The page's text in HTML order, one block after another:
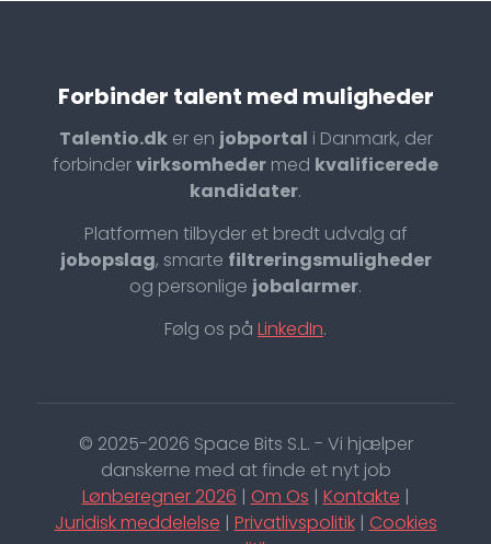
Forbinder talent med muligheder
Talentio.dker en jobportal i Danmark, der
forbindervirksomheder med kvalificerede
kandidater.
Platformen tilbyder et bredt udvalg af
jobopslag, smarte filtreringsmuligheder
og personlige jobalarmer.
Følg os på LinkedIn.
© 2025-2026 Space Bits S.L. - Vi hjælper
danskerne med at finde et nyt job
Lønberegner 2026 | Om Os | Kontakte |
Juridisk meddelelse | Privatlivspolitik| Cookies